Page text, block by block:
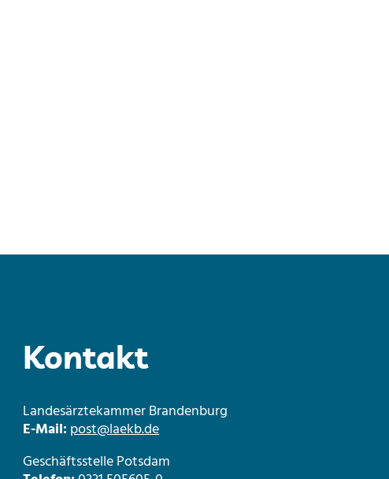
Kontakt
Landesärztekammer Brandenburg
E-Mail:post@laekb.de
Geschäftsstelle Potsdam